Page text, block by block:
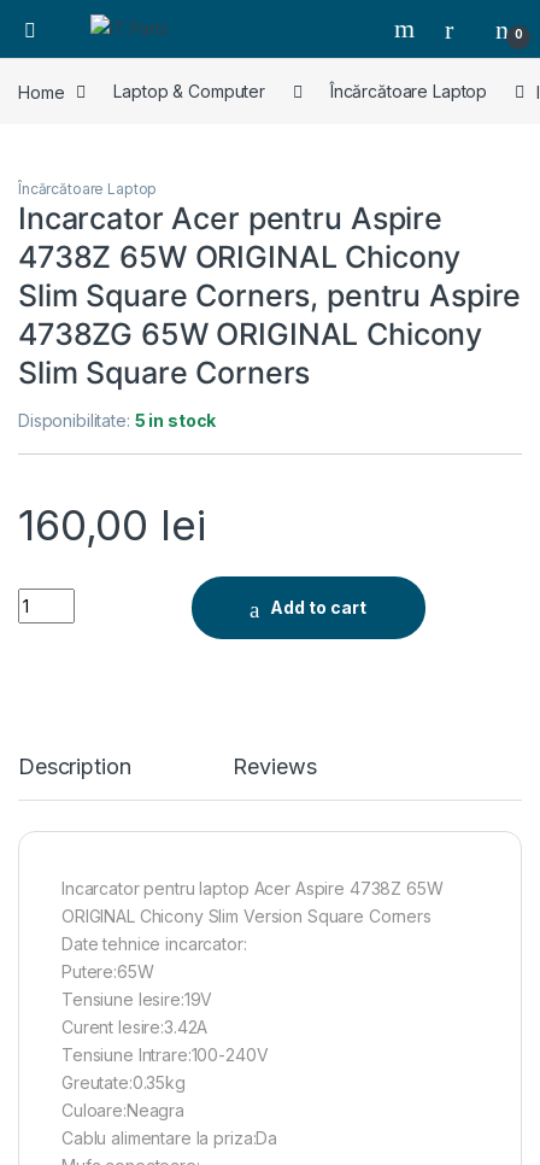
0
Home Laptop & Computer Încărcătoare Laptop
Încărcătoare Laptop
Incarcator Acer pentru Aspire
4738Z 65W ORIGINAL Chicony
Slim Square Corners, pentru Aspire
4738ZG 65W ORIGINAL Chicony
Slim Square Corners
Disponibilitate: 5 in stock
160,00 lei
Incarcator Acer pentru Aspire 4738Z 65W ORIGINAL
Add to cart
Description Reviews
Incarcator pentru laptop Acer Aspire 4738Z 65W
ORIGINAL Chicony Slim Version Square Corners
Date tehnice incarcator:
Putere:65W
Tensiune Iesire:19V
Curent Iesire:3.42A
Tensiune Intrare:100-240V
Greutate:0.35kg
Culoare:Neagra
Cablu alimentare la priza:Da